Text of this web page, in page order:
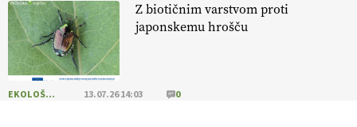
Z biotičnim varstvom proti
japonskemu hrošču
EKOLOŠKO LOGIČNO 13.07.26 14:03 0